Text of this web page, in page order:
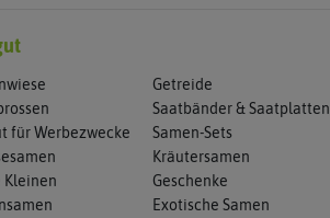
Getreide
Saatbänder & Saatplatten
für Werbezwecke
Samen-Sets
Kräutersamen
Kleinen
Geschenke
Exotische Samen